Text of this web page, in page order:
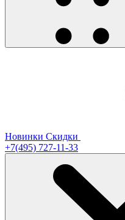
Новинки Скидки
+7(495) 727-11-33